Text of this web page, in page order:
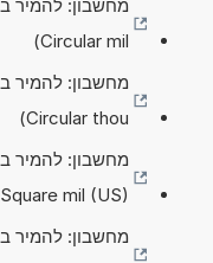
Circular mil)
Circular thou)
Square mil (US))